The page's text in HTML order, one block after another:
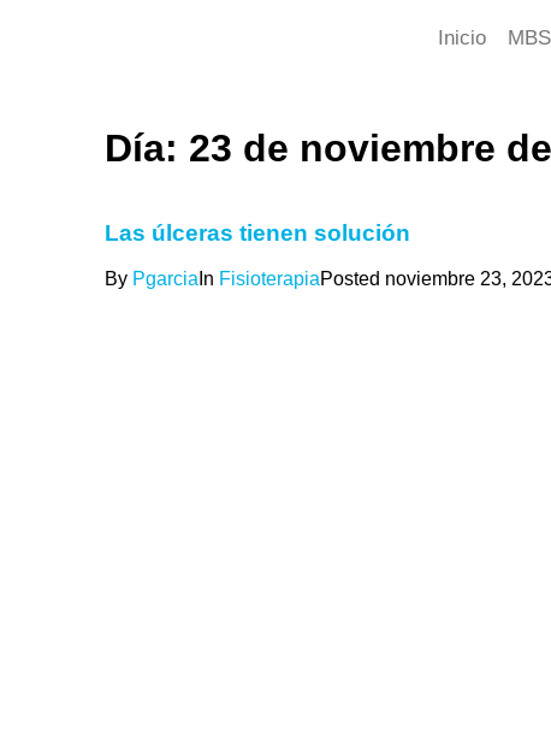
Inicio
Día: 23 de noviembre
Las úlceras tienen solución
By Pgarcia In FisioterapiaPosted noviembre 23,